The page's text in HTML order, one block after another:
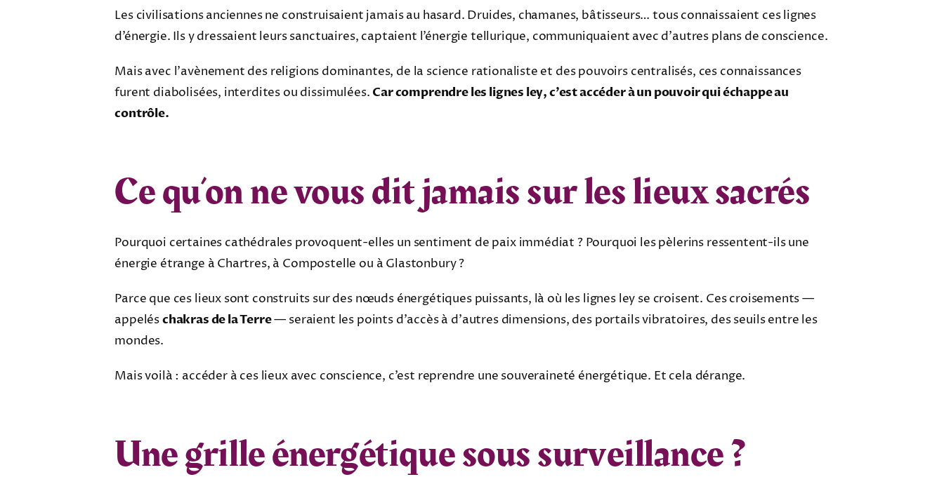
Les civilisations anciennes ne construisaient jamais au hasard. Druides, chamanes, bâtisseurs… tous connaissaient ces lignes
d’énergie. Ils y dressaient leurs sanctuaires, captaient l’énergie tellurique, communiquaient avec d’autres plans de conscience.
Mais avec l’avènement des religions dominantes, de la science rationaliste et des pouvoirs centralisés, ces connaissances
furent diabolisées, interdites ou dissimulées. Car comprendre les lignes ley, c’est accéder à un pouvoir qui échappe au
contrôle.
Ce qu’on ne vous dit jamais sur les lieux sacrés
Pourquoi certaines cathédrales provoquent-elles un sentiment de paix immédiat ? Pourquoi les pèlerins ressentent-ils une
énergie étrange à Chartres, à Compostelle ou à Glastonbury ?
Parce que ces lieux sont construits sur des nœuds énergétiques puissants, là où les lignes ley se croisent. Ces croisements —
appeléschakras de la Terre— seraient les points d’accès à d’autres dimensions, des portails vibratoires, des seuils entre les
mondes.
Mais voilà : accéder à ces lieux avec conscience, c’est reprendre une souveraineté énergétique. Et cela dérange.
Une grille énergétique sous surveillance ?